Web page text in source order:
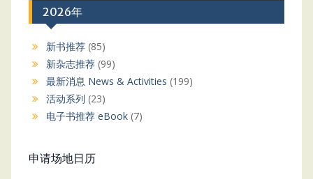
2026年
新书推荐(85)
新杂志推荐(99)
最新消息 News & Activities (199)
活动系列 (23)
电子书推荐 eBook(7)
申请场地日历